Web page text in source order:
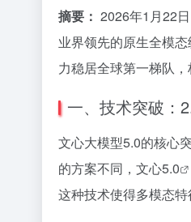
摘要： 2026年1月22
业界领先的原生全模
力稳居全球第一梯队
一、技术突破：
文心大模型5.0的核心
的方案不同， 文心5.0
这种技术使得多模态